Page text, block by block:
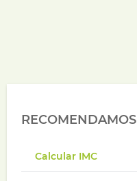
RECOMENDAMOS
Calcular IMC